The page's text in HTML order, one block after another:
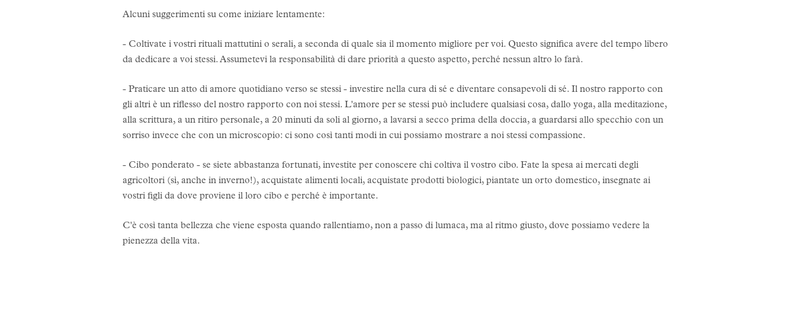
Alcuni suggerimenti su come iniziare lentamente:
- Coltivate i vostri rituali mattutini o serali, a seconda di quale sia il momento migliore per voi. Questo significa avere del tempo libero
da dedicare a voi stessi. Assumetevi la responsabilità di dare priorità a questo aspetto, perché nessun altro lo farà.
- Praticare un atto di amore quotidiano verso se stessi - investire nella cura di sé e diventare consapevoli di sé. Il nostro rapporto con
gli altri è un riflesso del nostro rapporto con noi stessi. L'amore per se stessi può includere qualsiasi cosa, dallo yoga, alla meditazione,
alla scrittura, a un ritiro personale, a 20 minuti da soli al giorno, a lavarsi a secco prima della doccia, a guardarsi allo specchio con un
sorriso invece che con un microscopio: ci sono così tanti modi in cui possiamo mostrare a noi stessi compassione.
- Cibo ponderato - se siete abbastanza fortunati, investite per conoscere chi coltiva il vostro cibo. Fate la spesa ai mercati degli
agricoltori (sì, anche in inverno!), acquistate alimenti locali, acquistate prodotti biologici, piantate un orto domestico, insegnate ai
vostri figli da dove proviene il loro cibo e perché è importante.
C'è così tanta bellezza che viene esposta quando rallentiamo, non a passo di lumaca, ma al ritmo giusto, dove possiamo vedere la
pienezza della vita.